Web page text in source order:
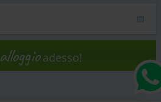
alloggioadesso!